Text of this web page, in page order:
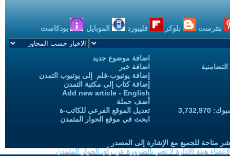
بنترست بلوكر فليبورد الموبايل بودكاست
اضافة موضوع جديد
اضافة خبر
إضافة يوتيوب-فلم إلى يوتيوب التمدن
إضافة كتاب إلى مكتبة التمدن
Add new article - English
أضف حملة
تعديل الموقع الفرعي للكاتب-ة
ابحث في موقع الحوار المتمدن
متاحة للجميع مع الإشارة إلى المصدر
هيئة الادارة لا تعبر بالضرورة عن رأي الحوار المتمدن